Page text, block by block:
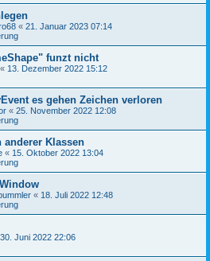
« 21. Januar 2023 07:14
funzt nicht
« 13. Dezember 2022 15:12
es gehen Zeichen verloren
« 25. November 2022 12:08
anderer Klassen
« 15. Oktober 2022 13:04
« 18. Juli 2022 12:48
30. Juni 2022 22:06